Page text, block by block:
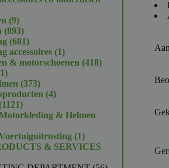
99
producten
893893
producten
681681
producten
accessoires 11
product
& motorschoenen 418418
11
product
373373
producten
44
11211121
producten& Helmen
11
product
& SERVICES